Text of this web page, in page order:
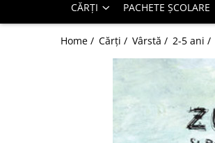
Craciun
CĂRȚI PACHETE ȘCOLARE
Home / Cărți / Vârstă / 2-5 ani /